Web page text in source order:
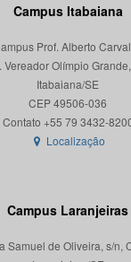
Campus Itabaiana
Prof. Alberto
Vereador Olímpio
Itabaiana/SE
CEP 49506-036
Localização
Campus Laranjeiras
Samuel de Oliveira, s/n,